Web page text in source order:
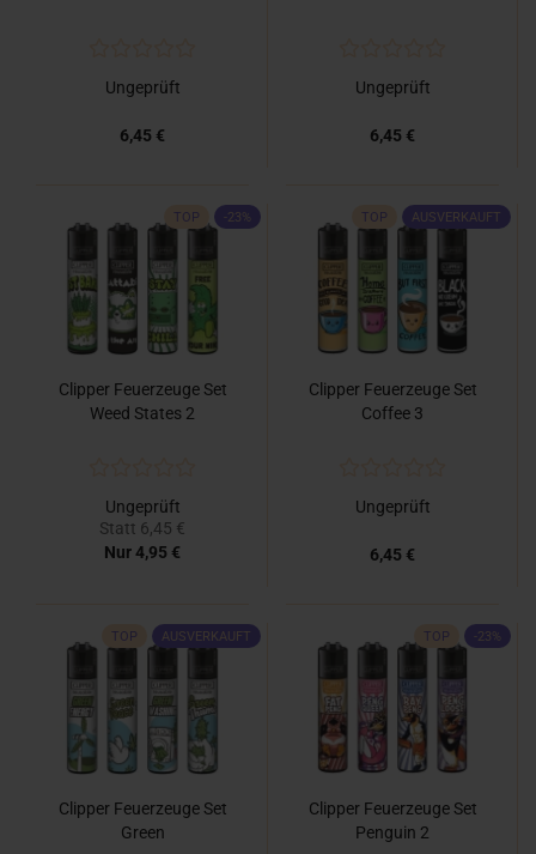
Ungeprüft
6,45 €
Ungeprüft
6,45 €
TOP -23%
Clipper Feuerzeuge Set
Weed States 2
Ungeprüft
Statt 6,45 €
Nur 4,95 €
TOP AUSVERKAUFT
Clipper Feuerzeuge Set
Coffee 3
Ungeprüft
6,45 €
TOP AUSVERKAUFT
Clipper Feuerzeuge Set
Green
TOP -23%
Clipper Feuerzeuge Set
Penguin 2